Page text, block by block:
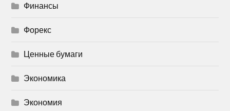
Финансы
Форекс
Ценные бумаги
Экономика
Экономия